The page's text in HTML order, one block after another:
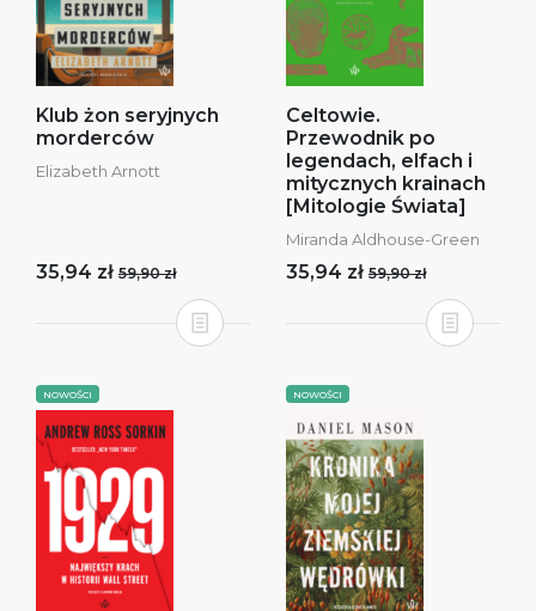
Klub żon seryjnych
morderców
Elizabeth Arnott
35,94 zł 59,90 zł
Celtowie.
Przewodnik po
legendach, elfach i
mitycznych krainach
[Mitologie Świata]
Miranda Aldhouse-Green
35,94 zł 59,90 zł
NOWOŚCI NOWOŚCI